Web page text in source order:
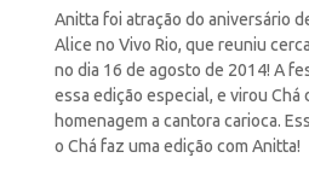
Anitta foi atração do aniversário
Alice no Vivo Rio, que reuniu
no dia 16 de agosto de 2014! A
essa edição especial, e virou Chá
homenagem a cantora carioca.
o Chá faz uma edição com Anitta!